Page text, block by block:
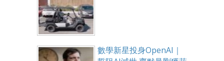
數學新星投身OpenAI｜